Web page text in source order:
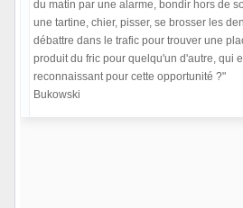
du matin par une alarme, bondir hors de
une tartine, chier, pisser, se brosser les
débattre dans le trafic pour trouver une
produit du fric pour quelqu'un d'autre, qui
reconnaissant pour cette opportunité ?"
Bukowski